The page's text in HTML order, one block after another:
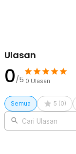
Ulasan
0/5 0 Ulasan
Semua 5 (0)
Cari Ulasan